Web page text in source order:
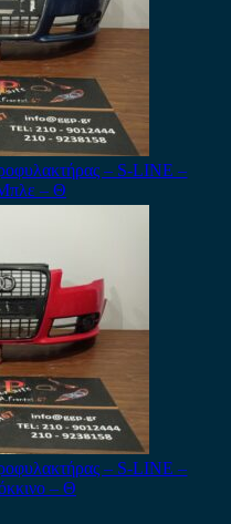
– S-LINE –
– Θ
– S-LINE –
– Θ